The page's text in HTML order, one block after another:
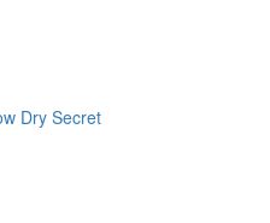
Dry Secret